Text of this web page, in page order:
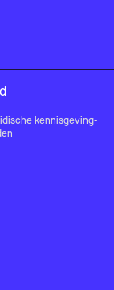
kennisgeving-